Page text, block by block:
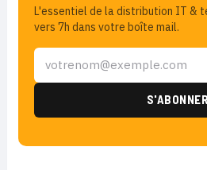
L'essentiel de la distribution IT &
vers 7h dans votre boîte mail.